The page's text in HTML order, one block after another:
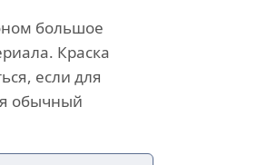
большое
Краска
если для
обычный